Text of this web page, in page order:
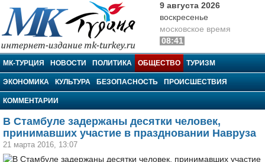
МК-Турция
9 августа 2026
воскресенье
московское время
08:41
МК-ТУРЦИЯ НОВОСТИ ПОЛИТИКА ОБЩЕСТВО ТУРИЗМ
ЭКОНОМИКА КУЛЬТУРА БЕЗОПАСНОСТЬ ПРОИСШЕСТВИЯ
КОММЕНТАРИИ
В Стамбуле задержаны десятки человек,
принимавших участие в праздновании Навруза
21 марта 2016, 13:07